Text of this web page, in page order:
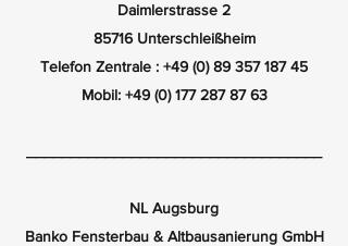
Daimlerstrasse 2
85716 Unterschleißheim
Telefon Zentrale : +49 (0) 89 357 187 45
Mobil: +49 (0) 177 287 87 63
NL Augsburg
Banko Fensterbau & Altbausanierung GmbH